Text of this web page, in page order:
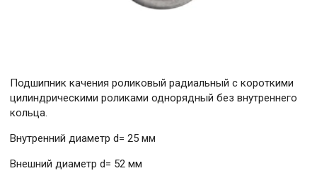
Подшипник качения роликовый радиальный с короткими
цилиндрическими роликами однорядный без внутреннего
кольца.
Внутренний диаметр d= 25 мм
Внешний диаметр d= 52 мм